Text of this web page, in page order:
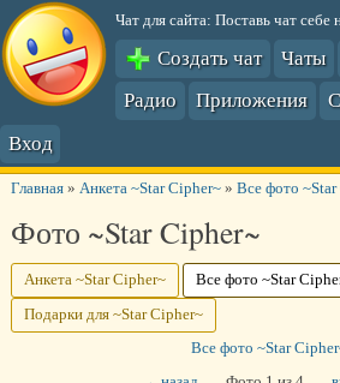
Чат для сайта: Поставь чат себе
Создать чат Чаты
Радио
Приложения
Вход
Главная» Анкета ~Star Cipher~» Все фото
Фото ~Star Cipher~
Анкета ~Star Cipher~ Все фото ~Star
Подарки для ~Star Cipher~
Все фото ~Star